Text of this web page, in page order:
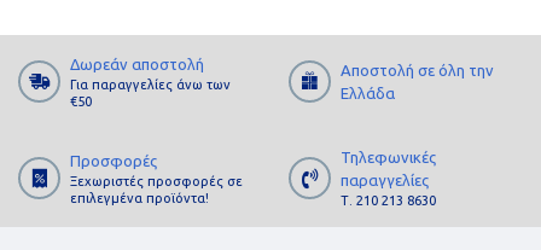
Δωρεάν αποστολή
Για παραγγελίες άνω των
€50
Αποστολή σε όλη την
Ελλάδα
Προσφορές
Ξεχωριστές προσφορές σε
επιλεγμένα προϊόντα!
Τηλεφωνικές
παραγγελίες
Τ. 210 213 8630